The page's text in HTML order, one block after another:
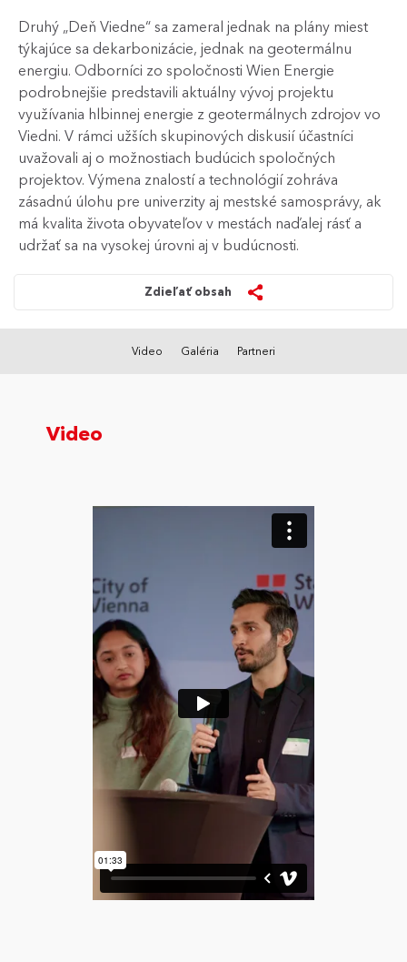
Druhý „Deň Viedne“ sa zameral jednak na plány miest
týkajúce sa dekarbonizácie, jednak na geotermálnu
energiu. Odborníci zo spoločnosti Wien Energie
podrobnejšie predstavili aktuálny vývoj projektu
využívania hlbinnej energie z geotermálnych zdrojov vo
Viedni. V rámci užších skupinových diskusií účastníci
uvažovali aj o možnostiach budúcich spoločných
projektov. Výmena znalostí a technológií zohráva
zásadnú úlohu pre univerzity aj mestské samosprávy, ak
má kvalita života obyvateľov v mestách naďalej rásť a
udržať sa na vysokej úrovni aj v budúcnosti.
Zdieľať obsah
Video Galéria Partneri
Video